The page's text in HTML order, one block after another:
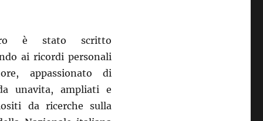
è stato scritto
ai ricordi personali
appassionato di
unavita, ampliati e
da ricerche sulla